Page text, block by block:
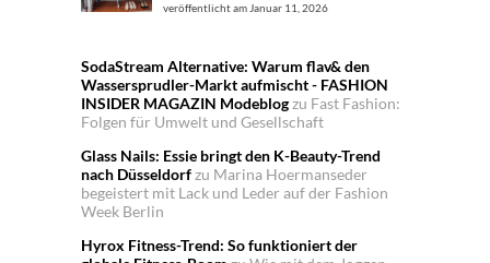
veröffentlicht am Januar 11, 2026
SodaStream Alternative: Warum flav& den
Wassersprudler-Markt aufmischt - FASHION
INSIDER MAGAZIN Modeblogzu Fast Fashion:
Folgen für Umwelt und Gesellschaft
Glass Nails: Essie bringt den K-Beauty-Trend
nach Düsseldorfzu Marina Hoermanseder
begeistert mit Lack und Leder auf der Fashion
Week Berlin
Hyrox Fitness-Trend: So funktioniert der